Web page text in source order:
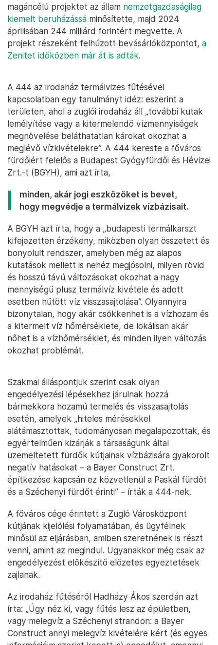
magáncélú projektet az állam nemzetgazdaságilag
kiemelt beruházássá minősítette, majd 2024
áprilisában 244 milliárd forintért megvette. A
projekt részeként felhúzott bevásárlóközpontot, a
Zenitet időközben már át is adták.
A 444 az irodaház termálvizes fűtésével
kapcsolatban egy tanulmányt idéz: eszerint a
területen, ahol a zuglói irodaház áll „további kutak
lemélyítése vagy a kitermelendő vízmennyiségek
megnövelése beláthatatlan károkat okozhat a
meglévő vízkivételekre”. A 444 kereste a főváros
fürdőiért felelős a Budapest Gyógyfürdői és Hévizei
Zrt.-t (BGYH), ami azt írta,
minden, akár jogi eszközöket is bevet,
hogy megvédje a termálvizek vízbázisait.
A BGYH azt írta, hogy a „budapesti termálkarszt
kifejezetten érzékeny, miközben olyan összetett és
bonyolult rendszer, amelyben még az alapos
kutatások mellett is nehéz megjósolni, milyen rövid
és hosszú távú változásokat okozhat a nagy
mennyiségű plusz termálvíz kivétele és adott
esetben hűtött víz visszasajtolása”. Olyannyira
bizonytalan, hogy akár csökkenhet is a vízhozam és
a kitermelt víz hőmérséklete, de lokálisan akár
nőhet is a vízhőmérséklet, és minden ilyen változás
okozhat problémát.
Szakmai álláspontjuk szerint csak olyan
engedélyezési lépésekhez járulnak hozzá
bármekkora hozamú termelés és visszasajtolás
esetén, amelyek „hiteles mérésekkel
alátámasztottak, tudományosan megalapozottak, és
egyértelműen kizárják a társaságunk által
üzemeltetett fürdők kútjainak vízbázisára gyakorolt
negatív hatásokat – a Bayer Construct Zrt.
építkezése kapcsán ez közvetlenül a Paskál fürdőt
és a Széchenyi fürdőt érinti” – írták a 444-nek.
A főváros cége érintett a Zugló Városközpont
kútjának kijelölési folyamatában, és ügyfélnek
minősül az eljárásban, amiben szeretnének is részt
venni, amint az megindul. Ugyanakkor még csak az
engedélyezést előkészítő előzetes egyeztetések
zajlanak.
Az irodaház fűtéséről Hadházy Ákos szerdán azt
írta: „Úgy néz ki, vagy fűtés lesz az épületben,
vagy melegvíz a Széchenyi strandon: a Bayer
Construct annyi melegvíz kivételére kért (és egyes